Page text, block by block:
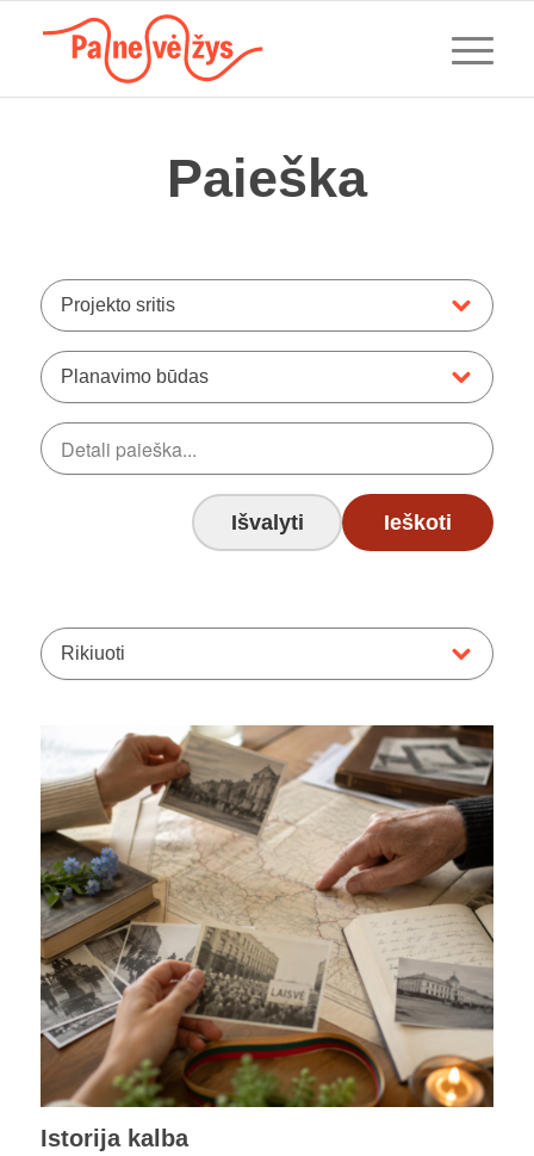
Paieška
Projekto sritis
Planavimo būdas
Išvalyti Ieškoti
Rikiuoti
Istorija kalba